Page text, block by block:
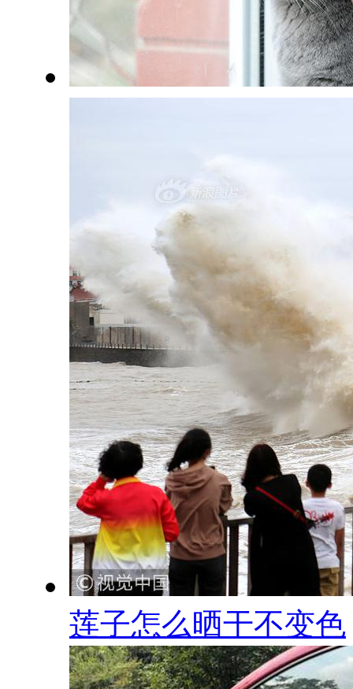
莲子怎么晒干不变色